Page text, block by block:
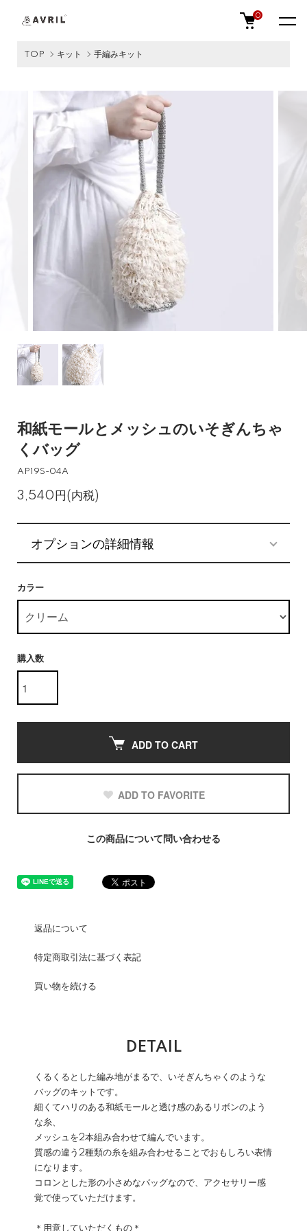
0
TOP キット 手編みキット
和紙モールとメッシュのいそぎんちゃ
くバッグ
AP19S-04A
3,540円(内税)
オプションの詳細情報
カラー
購入数
ADD TO CART
ADD TO FAVORITE
この商品について問い合わせる
返品について
特定商取引法に基づく表記
買い物を続ける
DETAIL
くるくるとした編み地がまるで、いそぎんちゃくのような
バッグのキットです。
細くてハリのある和紙モールと透け感のあるリボンのよう
な糸、
メッシュを2本組み合わせて編んでいます。
質感の違う2種類の糸を組み合わせることでおもしろい表情
になります。
コロンとした形の小さめなバッグなので、アクセサリー感
覚で使っていただけます。
＊用意していただくもの＊